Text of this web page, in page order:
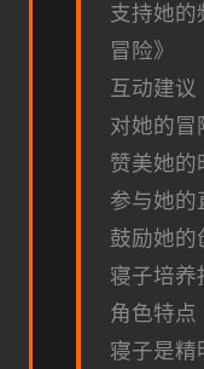
支持她的
冒险》
互动建议
对她的冒
赞美她的
参与她的
鼓励她的
寝子培养
角色特点
寝子是精